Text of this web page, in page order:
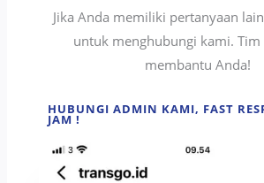
Jika Anda memiliki pertanyaan
untuk menghubungi kami.
membantu Anda!
HUBUNGI ADMIN KAMI, FAST
JAM !